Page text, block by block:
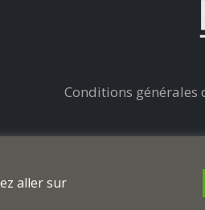
Conditions générales
aller sur